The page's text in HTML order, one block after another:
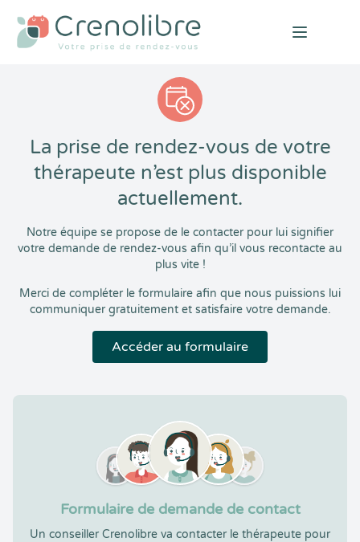
Open
La prise de rendez-vous de votre
thérapeute n’est plus disponible
actuellement.
Notre équipe se propose de le contacter pour lui signifier
votre demande de rendez-vous afin qu’il vous recontacte au
plus vite !
Merci de compléter le formulaire afin que nous puissions lui
communiquer gratuitement et satisfaire votre demande.
Accéder au formulaire
Formulaire de demande de contact
Un conseiller Crenolibre va contacter le thérapeute pour